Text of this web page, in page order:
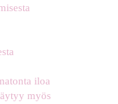
iloa
myös